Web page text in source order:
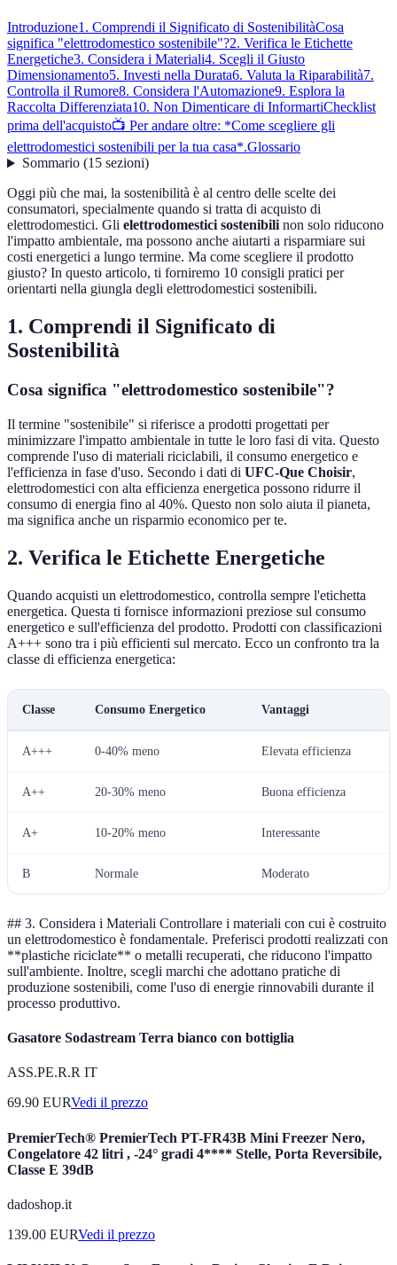
Introduzione1. Comprendi il Significato di SostenibilitàCosa
significa "elettrodomestico sostenibile"?2. Verifica le Etichette
Energetiche3. Considera i Materiali4. Scegli il Giusto
Dimensionamento5. Investi nella Durata6. Valuta la Riparabilità7.
Controlla il Rumore8. Considera l'Automazione9. Esplora la
Raccolta Differenziata10. Non Dimenticare di InformartiChecklist
prima dell'acquisto📺 Per andare oltre: *Come scegliere gli
elettrodomestici sostenibili per la tua casa*.Glossario
Sommario(15 sezioni)
Oggi più che mai, la sostenibilità è al centro delle scelte dei
consumatori, specialmente quando si tratta di acquisto di
elettrodomestici. Gli elettrodomestici sostenibilinon solo riducono
l'impatto ambientale, ma possono anche aiutarti a risparmiare sui
costi energetici a lungo termine. Ma come scegliere il prodotto
giusto? In questo articolo, ti forniremo 10 consigli pratici per
orientarti nella giungla degli elettrodomestici sostenibili.
1. Comprendi il Significato di
Sostenibilità
Cosa significa "elettrodomestico sostenibile"?
Il termine "sostenibile" si riferisce a prodotti progettati per
minimizzare l'impatto ambientale in tutte le loro fasi di vita. Questo
comprende l'uso di materiali riciclabili, il consumo energetico e
l'efficienza in fase d'uso. Secondo i dati di UFC-Que Choisir,
elettrodomestici con alta efficienza energetica possono ridurre il
consumo di energia fino al 40%. Questo non solo aiuta il pianeta,
ma significa anche un risparmio economico per te.
2. Verifica le Etichette Energetiche
Quando acquisti un elettrodomestico, controlla sempre l'etichetta
energetica. Questa ti fornisce informazioni preziose sul consumo
energetico e sull'efficienza del prodotto. Prodotti con classificazioni
A+++ sono tra i più efficienti sul mercato. Ecco un confronto tra la
classe di efficienza energetica:
Classe Consumo Energetico Vantaggi
A+++ 0-40% meno Elevata efficienza
A++ 20-30% meno Buona efficienza
A+ 10-20% meno Interessante
B Normale Moderato
## 3. Considera i Materiali Controllare i materiali con cui è costruito
un elettrodomestico è fondamentale. Preferisci prodotti realizzati con
**plastiche riciclate** o metalli recuperati, che riducono l'impatto
sull'ambiente. Inoltre, scegli marchi che adottano pratiche di
produzione sostenibili, come l'uso di energie rinnovabili durante il
processo produttivo.
Gasatore Sodastream Terra bianco con bottiglia
ASS.PE.R.R IT
69.90 EURVedi il prezzo
PremierTech® PremierTech PT-FR43B Mini Freezer Nero,
Congelatore 42 litri , -24° gradi 4**** Stelle, Porta Reversibile,
Classe E 39dB
dadoshop.it
139.00 EURVedi il prezzo